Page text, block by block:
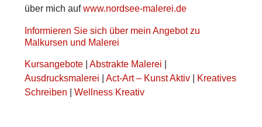
über mich aufwww.nordsee-malerei.de
Informieren Sie sich über mein Angebot zu
Malkursen und Malerei
Kursangebote |Abstrakte Malerei |
Ausdrucksmalerei |Act-Art – Kunst Aktiv | Kreatives
Schreiben |Wellness Kreativ